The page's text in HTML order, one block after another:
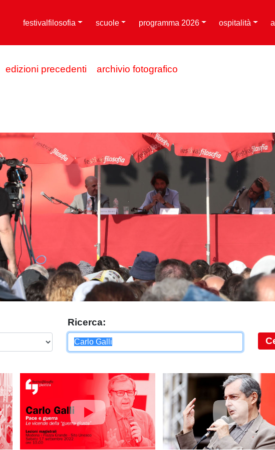
festivalfilosofia scuole programma 2026 ospitalità
edizioni precedenti archivio fotografico
Ricerca: